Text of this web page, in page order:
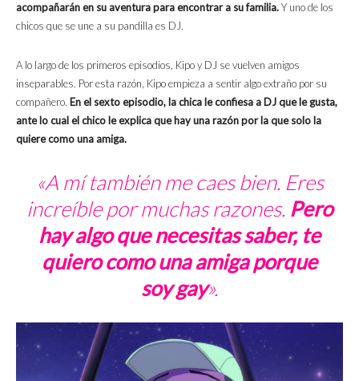
acompañarán en su aventura para encontrar a su familia.Y uno de los
chicos que se une a su pandilla es DJ.
A lo largo de los primeros episodios, Kipo y DJ se vuelven amigos
inseparables. Por esta razón, Kipo empieza a sentir algo extraño por su
compañero. En el sexto episodio, la chica le confiesa a DJ que le gusta,
ante lo cual el chico le explica que hay una razón por la que solo la
quiere como una amiga.
«A mí también me caes bien. Eres
increíble por muchas razones. Pero
hay algo que necesitas saber, te
quiero como una amiga porque
soy gay».